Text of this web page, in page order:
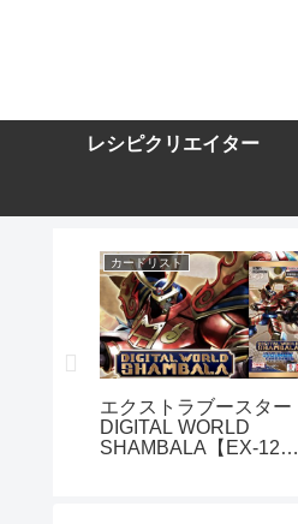
レシピクリエイター
カードリスト
エクストラブースター
DIGITAL WORLD
SHAMBALA【EX-12】